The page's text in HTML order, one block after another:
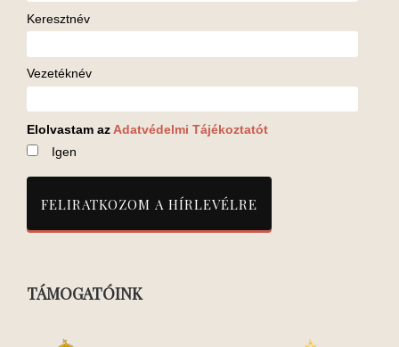
Keresztnév
Vezetéknév
Elolvastam az Adatvédelmi Tájékoztatót
Igen
TÁMOGATÓINK